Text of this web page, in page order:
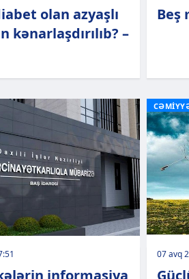
olan azyaşlı
kənarlaşdırılıb? –
Beş
informasiya
07 avq